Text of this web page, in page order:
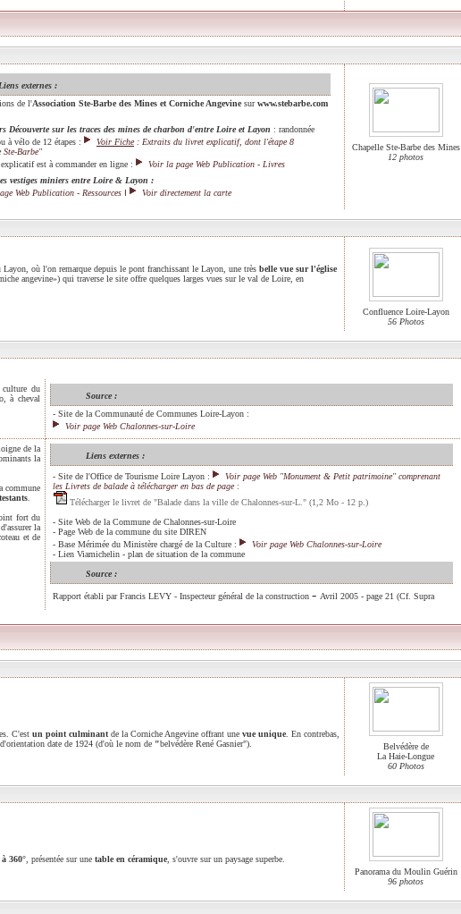
Liens externes :
de l'Association Ste-Barbe des Mines et Corniche Angevine surwww.stebarbe.com
Découverte sur les traces des mines de charbon d'entre Loire et Layon : randonnée
à vélo de 12 étapes :
Voir Fiche : Extraits du livret explicatif, dont l'étape 8
Ste-Barbe"
est à commander en ligne :
Voir la page Web Publication - Livres
vestiges miniers entre Loire & Layon :
Web Publication - Ressources I Voir directement la carte
Chapelle Ste-Barbe des Mines
12 photos
où l'on remarque depuis le pont franchissant le Layon, une très belle vue sur l'église
angevine») qui traverse le site offre quelques larges vues sur le val de Loire, en
Confluence Loire-Layon
56 Photos
du
à cheval
Source :
- Site de la Communauté de Communes Loire-Layon :
Voir page Web Chalonnes-sur-Loire
de la
la
commune
fort du
la
et de
Liens externes :
- Site de l'Office de Tourisme Loire Layon :
Voir page Web "Monument & Petit patrimoine" comprenant
les Livrets de balade à télécharger en bas de page :
Télécharger le livret de "Balade dans la ville de Chalonnes-sur-L." (1,2 Mo - 12 p.)
- Site Web de la Commune de Chalonnes-sur-Loire
- Page Web de la commune du site DIREN
- Base Mérimée du Ministère chargé de la Culture :
Voir page Web Chalonnes-sur-Loire
- Lien Viamichelin - plan de situation de la commune
Source :
Rapport établi par Francis LEVY - Inspecteur général de la construction - Avril 2005 - page 21 (Cf. Supra
C'est un point culminant de la Corniche Angevine offrant une vue unique . En contrebas,
date de 1924 (d'où le nom de "belvédère René Gasnier").
Belvédère de
La Haie-Longue
60 Photos
360° , présentée sur une table en céramique , s'ouvre sur un paysage superbe.
Panorama du Moulin Guérin
96 photos